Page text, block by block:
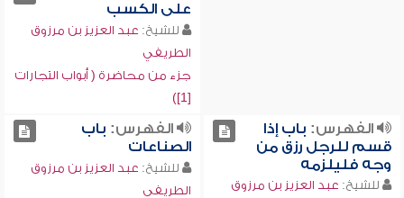
على الكسب
للشيخ: عبد العزيز بن مرزوق
الطريفي
جزء من محاضرة ( أبواب التجارات
[1])
الفهرس: باب إذا
قسم للرجل رزق من
وجه فليلزمه
للشيخ: عبد العزيز بن مرزوق
الفهرس: باب
الصناعات
للشيخ: عبد العزيز بن مرزوق
الطريفي